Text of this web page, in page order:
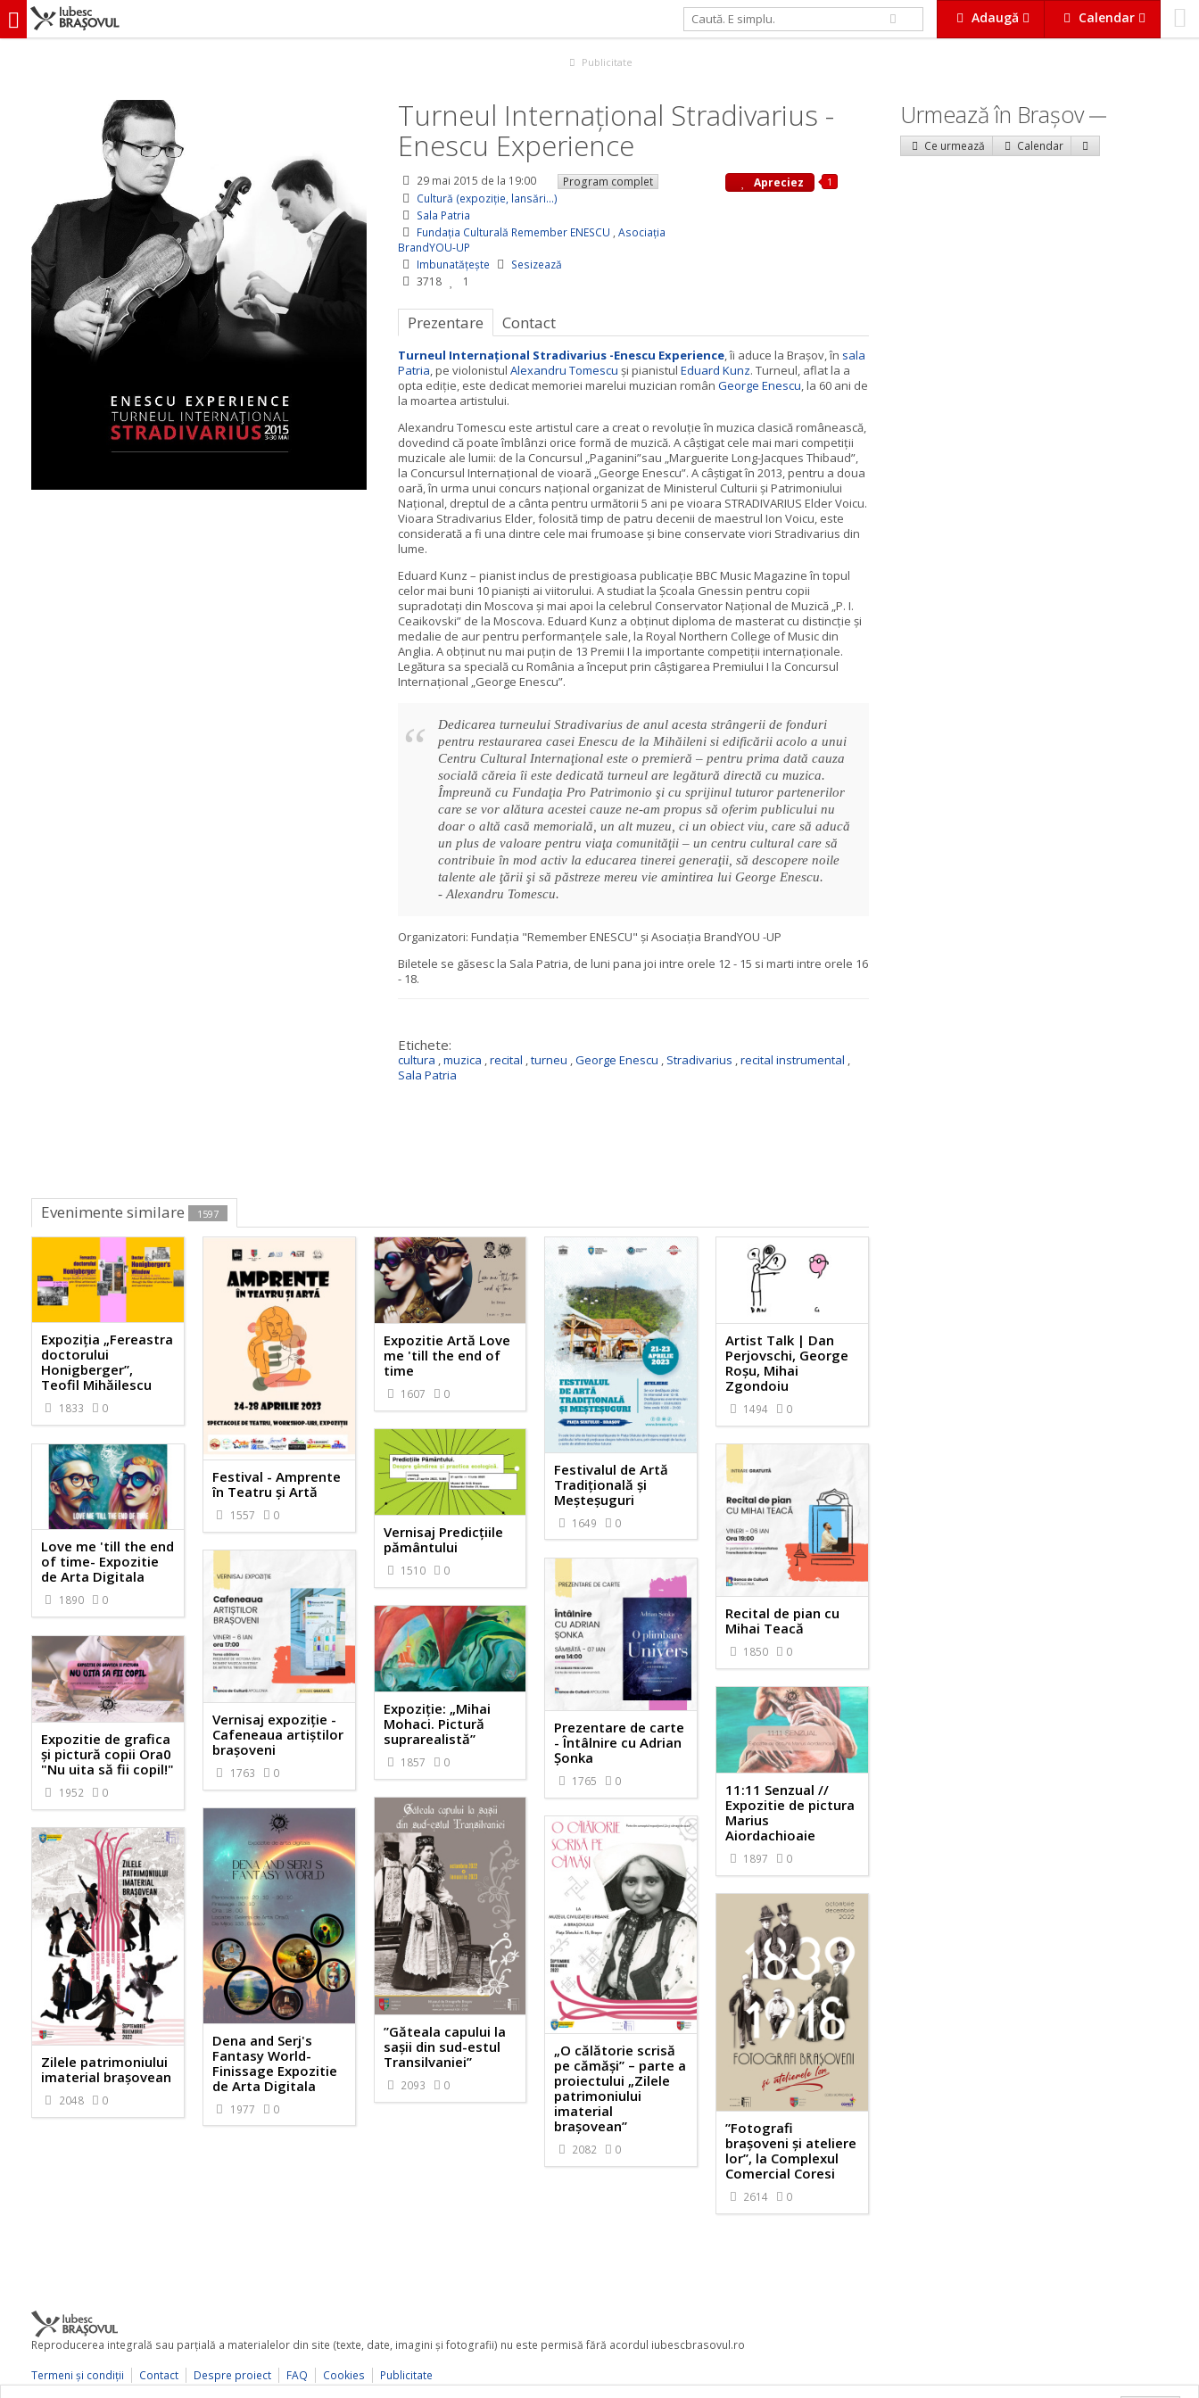
Adaugă Calendar
iubescbraşovul.ro
Publicitate
Turneul Internaţional Stradivarius -
Enescu Experience
29 mai 2015 de la 19:00
Program complet
Cultură (expoziție, lansări...)
Sala Patria
Fundația Culturală Remember ENESCU , Asociația
BrandYOU-UP
Imbunatățește
Sesizează
3718
1
Apreciez 1
Prezentare Contact
Turneul Internaţional Stradivarius -Enescu Experience, îi aduce la Brașov, în sala
Patria, pe violonistul Alexandru Tomescu și pianistul Eduard Kunz. Turneul, aflat la a
opta ediţie, este dedicat memoriei marelui muzician român George Enescu, la 60 ani de
la moartea artistului.
Alexandru Tomescu este artistul care a creat o revoluție în muzica clasică românească,
dovedind că poate îmblânzi orice formă de muzică. A câştigat cele mai mari competiții
muzicale ale lumii: de la Concursul „Paganini”sau „Marguerite Long-Jacques Thibaud”,
la Concursul Internaţional de vioară „George Enescu”. A câştigat în 2013, pentru a doua
oară, în urma unui concurs național organizat de Ministerul Culturii şi Patrimoniului
Național, dreptul de a cânta pentru următorii 5 ani pe vioara STRADIVARIUS Elder Voicu.
Vioara Stradivarius Elder, folosită timp de patru decenii de maestrul Ion Voicu, este
considerată a fi una dintre cele mai frumoase şi bine conservate viori Stradivarius din
lume.
Eduard Kunz – pianist inclus de prestigioasa publicaţie BBC Music Magazine în topul
celor mai buni 10 pianişti ai viitorului. A studiat la Şcoala Gnessin pentru copii
supradotaţi din Moscova şi mai apoi la celebrul Conservator Naţional de Muzică „P. I.
Ceaikovski” de la Moscova. Eduard Kunz a obţinut diploma de masterat cu distincţie şi
medalie de aur pentru performanţele sale, la Royal Northern College of Music din
Anglia. A obţinut nu mai puţin de 13 Premii I la importante competiţii internaţionale.
Legătura sa specială cu România a început prin câştigarea Premiului I la Concursul
Internaţional „George Enescu”.
Dedicarea turneului Stradivarius de anul acesta strângerii de fonduri
pentru restaurarea casei Enescu de la Mihăileni si edificării acolo a unui
Centru Cultural Internaţional este o premieră – pentru prima dată cauza
socială căreia îi este dedicată turneul are legătură directă cu muzica.
Împreună cu Fundaţia Pro Patrimonio şi cu sprijinul tuturor partenerilor
care se vor alătura acestei cauze ne-am propus să oferim publicului nu
doar o altă casă memorială, un alt muzeu, ci un obiect viu, care să aducă
un plus de valoare pentru viaţa comunităţii – un centru cultural care să
contribuie în mod activ la educarea tinerei generaţii, să descopere noile
talente ale ţării şi să păstreze mereu vie amintirea lui George Enescu.
- Alexandru Tomescu.
Organizatori: Fundația "Remember ENESCU" și Asociația BrandYOU -UP
Biletele se găsesc la Sala Patria, de luni pana joi intre orele 12 - 15 si marti intre orele 16
- 18.
Etichete:
cultura ,muzica ,recital ,turneu ,George Enescu , Stradivarius ,recital instrumental ,
Sala Patria
Evenimente similare 1597
Expoziția „Fereastra
doctorului
Honigberger”,
Teofil Mihăilescu
1833 0
Festival - Amprente
în Teatru și Artă
1557 0
Expozitie Artă Love
me 'till the end of
time
1607 0
Festivalul de Artă
Tradițională și
Meșteșuguri
1649 0
Artist Talk | Dan
Perjovschi, George
Roșu, Mihai
Zgondoiu
1494 0
Vernisaj Predicțiile
pământului
1510 0
Love me 'till the end
of time- Expozitie
de Arta Digitala
1890 0
Recital de pian cu
Mihai Teacă
1850 0
Vernisaj expoziție -
Cafeneaua artiștilor
brașoveni
1763 0
Prezentare de carte
- Întâlnire cu Adrian
Șonka
1765 0
Expoziție: „Mihai
Mohaci. Pictură
suprarealistă”
1857 0
Expozitie de grafica
și pictură copii Ora0
"Nu uita să fii copil!"
1952 0
11:11 Senzual //
Expozitie de pictura
Marius
Aiordachioaie
1897 0
”Găteala capului la
sașii din sud-estul
Transilvaniei”
2093 0
Dena and Serj's
Fantasy World-
Finissage Expozitie
de Arta Digitala
1977 0
„O călătorie scrisă
pe cămăși” – parte a
proiectului „Zilele
patrimoniului
imaterial
brașovean”
2082 0
Zilele patrimoniului
imaterial brașovean
2048 0
”Fotografi
brașoveni și ateliere
lor”, la Complexul
Comercial Coresi
2614 0
Urmează în Braşov
Ce urmează Calendar
Reproducerea integrală sau parţială a materialelor din site (texte, date, imagini şi fotografii) nu este permisă fără acordul iubescbrasovul.ro
Termeni şi condiţii
Contact Despre proiect FAQ Cookies
Publicitate
© 2026 iubescbrasovul.ro